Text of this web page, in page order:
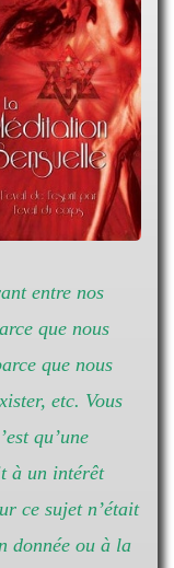
entre nos
que nous
que nous
etc. Vous
qu’une
à un intérêt
ce sujet n’était
donnée ou à la